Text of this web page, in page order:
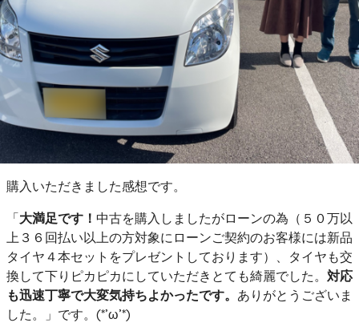
購入いただきました感想です。
「大満足です！ 中古を購入しましたがローンの為（５０万以
上３６回払い以上の方対象にローンご契約のお客様には新品
タイヤ４本セットをプレゼントしております）、タイヤも交
換して下りピカピカにしていただきとても綺麗でした。 対応
も迅速丁寧で大変気持ちよかったです。 ありがとうございま
した。」です。(*’ω’*)